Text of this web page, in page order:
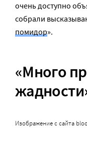
очень доступно
собрали
помидор».
«Много
Изображение с сайта